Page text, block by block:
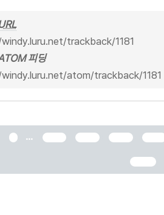
trackback/1181
피딩
atom/trackback/1181
...